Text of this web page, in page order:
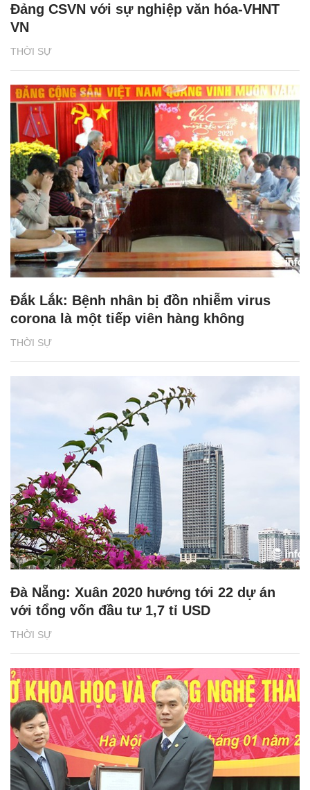
THỜI SỰ
Đảng CSVN với sự nghiệp văn hóa-VHNT
VN
THỜI SỰ
Đắk Lắk: Bệnh nhân bị đồn nhiễm virus
corona là một tiếp viên hàng không
THỜI SỰ
Đà Nẵng: Xuân 2020 hướng tới 22 dự án
với tổng vốn đầu tư 1,7 tỉ USD